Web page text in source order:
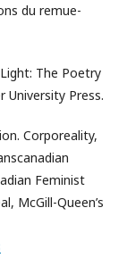
du remue-
The Poetry
University Press.
Corporeality,
Feminist
McGill-Queen’s